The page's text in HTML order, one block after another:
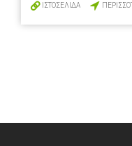
ΙΣΤΟΣΕΛΙΔΑ